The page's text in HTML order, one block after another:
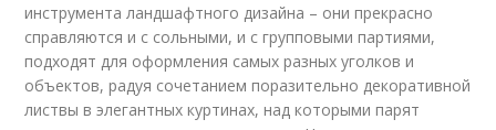
инструмента ландшафтного дизайна – они прекрасно
справляются и с сольными, и с групповыми партиями,
подходят для оформления самых разных уголков и
объектов, радуя сочетанием поразительно декоративной
листвы в элегантных куртинах, над которыми парят